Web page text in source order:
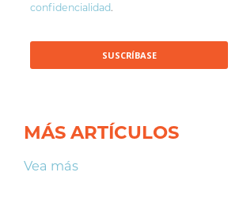
confidencialidad.
MÁS ARTÍCULOS
Vea más